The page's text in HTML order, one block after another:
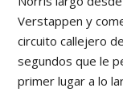
Verstappen y
circuito callejero
segundos que le
primer lugar a lo